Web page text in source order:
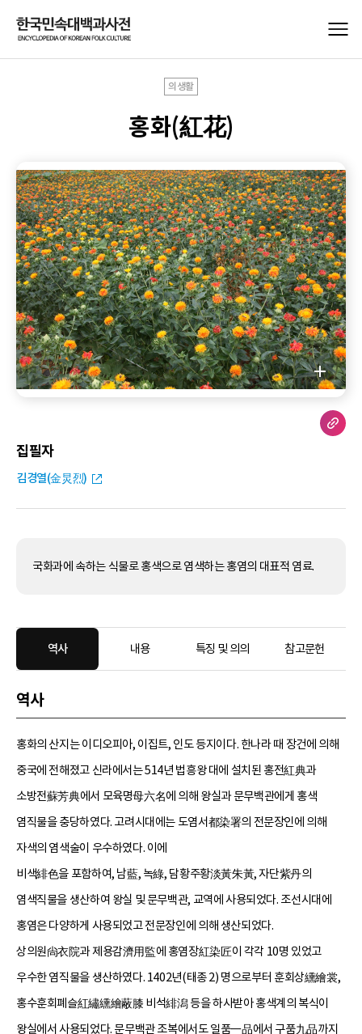
의생활
홍화(紅花)
집필자
김경열(金炅烈)
국화과에 속하는 식물로 홍색으로 염색하는 홍염의 대표적 염료.
역사 내용 특징 및 의의 참고문헌
역사
홍화의 산지는 이디오피아, 이집트, 인도 등지이다. 한나라 때 장건에 의해
중국에 전해졌고 신라에서는 514년 법흥왕 대에 설치된 홍전紅典과
소방전蘇芳典에서 모육명母六名에 의해 왕실과 문무백관에게 홍색
염직물을 충당하였다. 고려시대에는 도염서都染署의 전문장인에 의해
자색의 염색술이 우수하였다. 이에
비색緋色을 포함하여, 남藍, 녹綠, 담황주황淡黃朱黃, 자단紫丹의
염색직물을 생산하여 왕실 및 문무백관, 교역에 사용되었다. 조선시대에
홍염은 다양하게 사용되었고 전문장인에 의해 생산되었다.
상의원尙衣院과 제용감濟用監에 홍염장紅染匠이 각각 10명 있었고
우수한 염직물을 생산하였다. 1402년(태종 2) 명으로부터 훈회상纁繪裳,
홍수훈회폐슬紅繡纁繪蔽膝 비석緋潟 등을 하사받아 홍색계의 복식이
왕실에서 사용되었다. 문무백관 조복에서도 일품一品에서 구품九品까지